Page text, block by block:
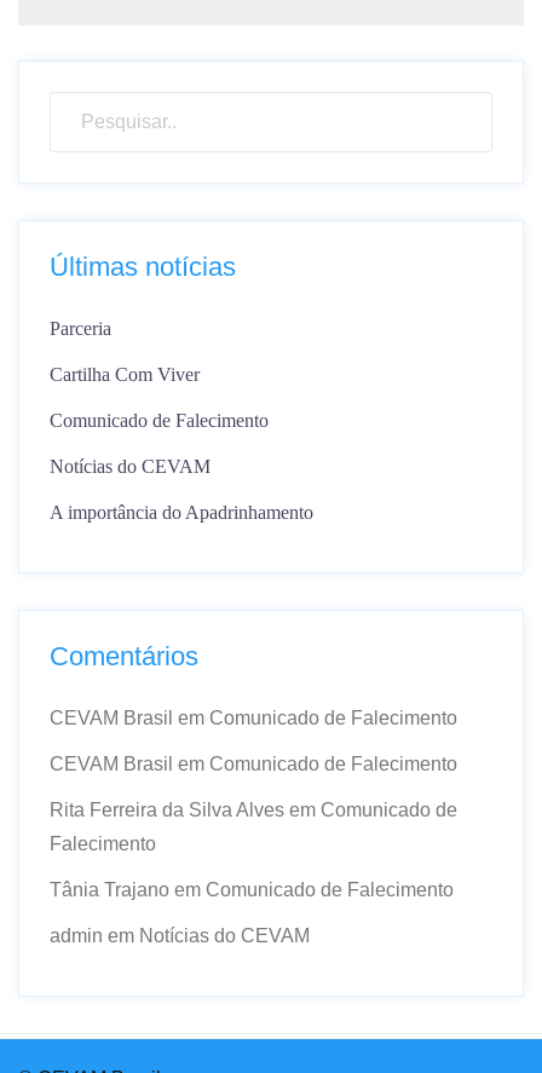
Últimas notícias
Parceria
Cartilha Com Viver
Comunicado de Falecimento
Notícias do CEVAM
A importância do Apadrinhamento
Comentários
CEVAM Brasil em Comunicado de Falecimento
CEVAM Brasil em Comunicado de Falecimento
Rita Ferreira da Silva Alves em Comunicado de
Falecimento
Tânia Trajano em Comunicado de Falecimento
admin em Notícias do CEVAM